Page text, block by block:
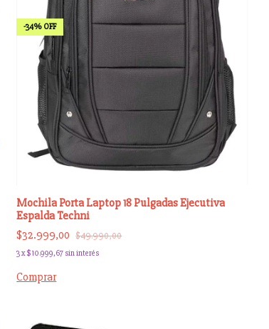
-34% OFF
Mochila Porta Laptop 18 Pulgadas Ejecutiva
Espalda Techni
$32.999,00 $49.990,00
3x$10.999,67 sin interés
Comprar